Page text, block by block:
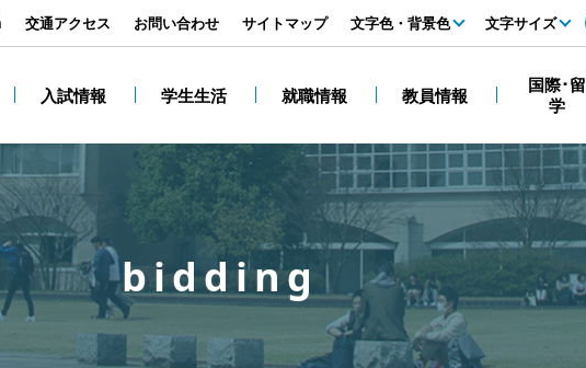
入試情報 学生生活 就職情報 教員情報
国際･留
学
交通アクセス お問い合わせ サイトマップ 文字色・背景色
黒
文字サイズ
拡大
bidding